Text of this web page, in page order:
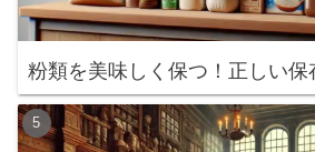
粉類を美味しく保つ！正しい保